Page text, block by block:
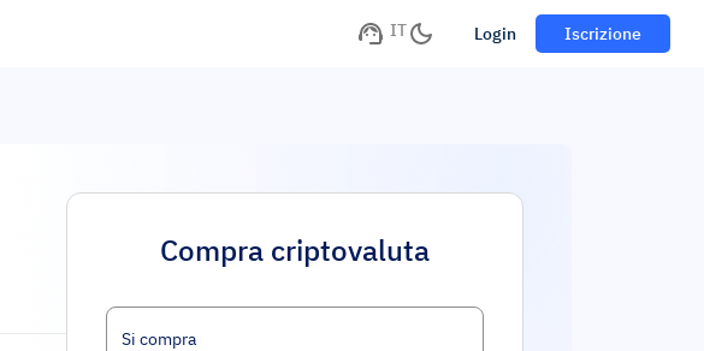
IT Login Iscrizione
Compra criptovaluta
Si compra